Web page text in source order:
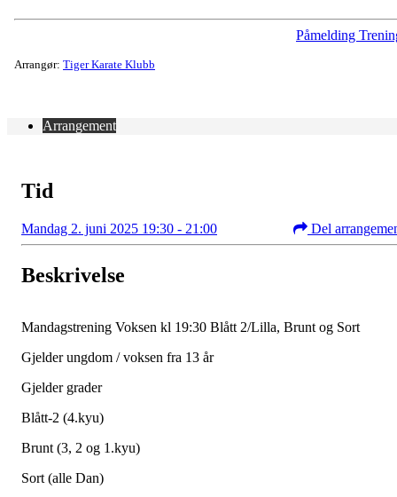
Arrangør: Tiger Karate Klubb
Påmelding
Arrangement
Tid
Mandag 2. juni 2025 19:30 - 21:00 Del
Beskrivelse
Mandagstrening Voksen kl 19:30 Blått 2/Lilla, Brunt og Sort
Gjelder ungdom / voksen fra 13 år
Gjelder grader
Blått-2 (4.kyu)
Brunt (3, 2 og 1.kyu)
Sort (alle Dan)